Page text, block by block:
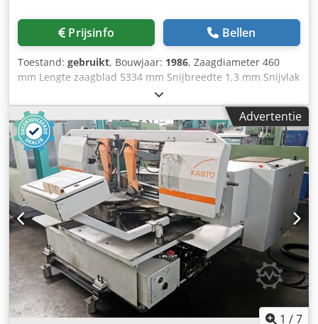
Prijsinfo Bellen
Toestand: gebruikt, Bouwjaar: 1986, Zaagdiameter 460
mm Lengte zaagblad 5334 mm Snijbreedte 1,3 mm Snijvlak
vierkant 320 x 320 mm Snijvlak vlak 500 x 320 mm minipos
807 besturingseenheid Zaagsnelheid 16 - 80 m/min
Afmetingen zaagblad 5334 x 41 x 1,3 mm Toevoerlengte
580 mm Meervoudige aanvoerlengte 5800 mm Totaal
benodigd vermogen 8 kW Dwedpstqqrfefx Anija
Machinegewicht ca. 3,5 ton Machineafmetingen L x B x H
2,7 x 2,95 x 2,15 m Accessoires: Rollenbaan 4150 mm lang,
rollenbaan 2150 mm lang, bundelklemapparaat,
spanentransporteur, koelapparaat
Advertentie
1 /7